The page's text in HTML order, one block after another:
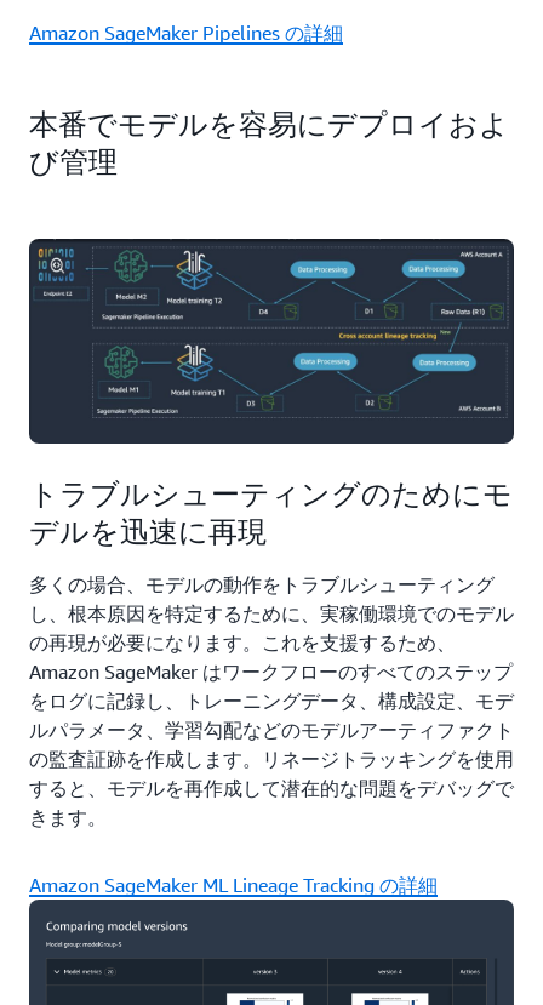
Amazon SageMaker Pipelines の詳細
本番でモデルを容易にデプロイおよ
び管理
トラブルシューティングのためにモ
デルを迅速に再現
多くの場合、モデルの動作をトラブルシューティング
し、根本原因を特定するために、実稼働環境でのモデル
の再現が必要になります。これを支援するため、
Amazon SageMaker はワークフローのすべてのステップ
をログに記録し、トレーニングデータ、構成設定、モデ
ルパラメータ、学習勾配などのモデルアーティファクト
の監査証跡を作成します。リネージトラッキングを使用
すると、モデルを再作成して潜在的な問題をデバッグで
きます。
Amazon SageMaker ML Lineage Tracking の詳細